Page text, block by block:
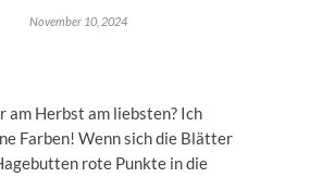
November 10, 2024
am Herbst am liebsten? Ich
Farben! Wenn sich die Blätter
rote Punkte in die